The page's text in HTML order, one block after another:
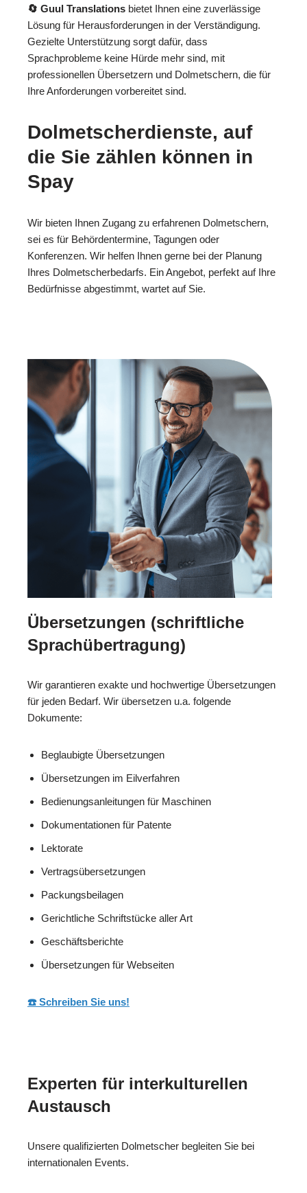
🔄 Guul Translations bietet Ihnen eine zuverlässige
Lösung für Herausforderungen in der Verständigung.
Gezielte Unterstützung sorgt dafür, dass
Sprachprobleme keine Hürde mehr sind, mit
professionellen Übersetzern und Dolmetschern, die für
Ihre Anforderungen vorbereitet sind.
Dolmetscherdienste, auf
die Sie zählen können in
Spay
Wir bieten Ihnen Zugang zu erfahrenen Dolmetschern,
sei es für Behördentermine, Tagungen oder
Konferenzen. Wir helfen Ihnen gerne bei der Planung
Ihres Dolmetscherbedarfs. Ein Angebot, perfekt auf Ihre
Bedürfnisse abgestimmt, wartet auf Sie.
Übersetzungen (schriftliche
Sprachübertragung)
Wir garantieren exakte und hochwertige Übersetzungen
für jeden Bedarf. Wir übersetzen u.a. folgende
Dokumente:
Beglaubigte Übersetzungen
Übersetzungen im Eilverfahren
Bedienungsanleitungen für Maschinen
Dokumentationen für Patente
Lektorate
Vertragsübersetzungen
Packungsbeilagen
Gerichtliche Schriftstücke aller Art
Geschäftsberichte
Übersetzungen für Webseiten
☎️ Schreiben Sie uns!
Experten für interkulturellen
Austausch
Unsere qualifizierten Dolmetscher begleiten Sie bei
internationalen Events.